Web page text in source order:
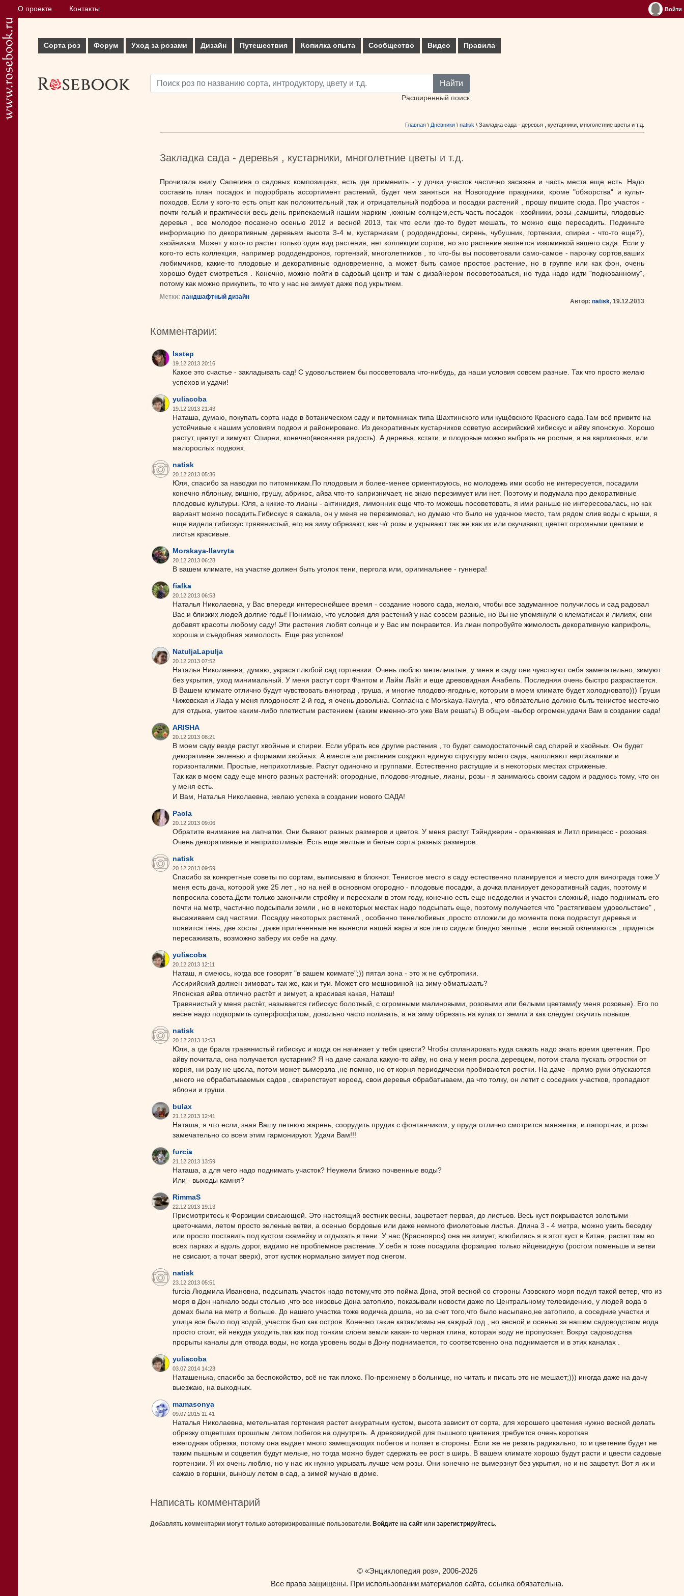
О проекте Контакты Войти
Сорта роз Форум Уход за розами Дизайн Путешествия Копилка опыта Сообщество Видео Правила
Найти
Расширенный поиск
Главная \ Дневники \ natisk \ Закладка сада - деревья , кустарники, многолетние цветы и т.д.
Закладка сада - деревья , кустарники, многолетние цветы и т.д.
Прочитала книгу Сапегина о садовых композициях, есть где применить - у дочки участок частично засажен и часть места еще есть. Надо
составить план посадок и подорбрать ассортимент растений, будет чем заняться на Новогодние праздники, кроме "обжорства" и культ-
походов. Если у кого-то есть опыт как положительный ,так и отрицательный подбора и посадки растений , прошу пишите сюда. Про участок -
почти голый и практически весь день припекаемый нашим жарким ,южным солнцем,есть часть посадок - хвойники, розы ,самшиты, плодовые
деревья , все молодое посажено осенью 2012 и весной 2013, так что если где-то будет мешать, то можно еще пересадить. Подкиньте
информацию по декоративным деревьям высота 3-4 м, кустарникам ( рододендроны, сирень, чубушник, гортензии, спиреи - что-то еще?),
хвойникам. Может у кого-то растет только один вид растения, нет коллекции сортов, но это растение является изюминкой вашего сада. Если у
кого-то есть коллекция, например рододендронов, гортензий, многолетников , то что-бы вы посоветовали само-самое - парочку сортов,ваших
любимчиков, какие-то плодовые и декоративные одновременно, а может быть самое простое растение, но в группе или как фон, очень
хорошо будет смотреться . Конечно, можно пойти в садовый центр и там с дизайнером посоветоваться, но туда надо идти "подкованному",
потому как можно прикупить, то что у нас не зимует даже под укрытием.
Метки: ландшафтный дизайн
Автор: natisk, 19.12.2013
Комментарии:
lsstep
19.12.2013 20:16
Какое это счастье - закладывать сад! С удовольствием бы посоветовала что-нибудь, да наши условия совсем разные. Так что просто желаю
успехов и удачи!
yuliacoba
19.12.2013 21:43
Наташа, думаю, покупать сорта надо в ботаническом саду и питомниках типа Шахтинского или кущёвского Красного сада.Там всё привито на
устойчивые к нашим условиям подвои и районировано. Из декоративных кустарников советую ассирийский хибискус и айву японскую. Хорошо
растут, цветут и зимуют. Спиреи, конечно(весенняя радость). А деревья, кстати, и плодовые можно выбрать не рослые, а на карликовых, или
малорослых подвоях.
natisk
20.12.2013 05:36
Юля, спасибо за наводки по питомникам.По плодовым я более-менее ориентируюсь, но молодежь ими особо не интересуется, посадили
конечно яблоньку, вишню, грушу, абрикос, айва что-то капризничает, не знаю перезимует или нет. Поэтому и подумала про декоративные
плодовые культуры. Юля, а кикие-то лианы - актинидия, лимонник еще что-то можешь посоветовать, я ими раньше не интересовалась, но как
вариант можно посадить.Гибискус я сажала, он у меня не перезимовал, но думаю что было не удачное место, там рядом слив воды с крыши, я
еще видела гибискус трявянистый, его на зиму обрезают, как ч/г розы и укрывают так же как их или окучивают, цветет огромными цветами и
листья красивые.
Morskaya-Ilavryta
20.12.2013 06:28
В вашем климате, на участке должен быть уголок тени, пергола или, оригинальнее - гуннера!
fialka
20.12.2013 06:53
Наталья Николаевна, у Вас впереди интереснейшее время - создание нового сада, желаю, чтобы все задуманное получилось и сад радовал
Вас и близких людей долгие годы! Понимаю, что условия для растений у нас совсем разные, но Вы не упомянули о клематисах и лилиях, они
добавят красоты любому саду! Эти растения любят солнце и у Вас им понравится. Из лиан попробуйте жимолость декоративную каприфоль,
хороша и съедобная жимолость. Еще раз успехов!
NatuljaLapulja
20.12.2013 07:52
Наталья Николаевна, думаю, украсят любой сад гортензии. Очень люблю метельчатые, у меня в саду они чувствуют себя замечательно, зимуют
без укрытия, уход минимальный. У меня растут сорт Фантом и Лайм Лайт и еще древовидная Анабель. Последняя очень быстро разрастается.
В Вашем климате отлично будут чувствовать виноград , груша, и многие плодово-ягодные, которым в моем климате будет холодновато))) Груши
Чижовская и Лада у меня плодоносят 2-й год, я очень довольна. Согласна с Morskaya-Ilavryta , что обязательно должно быть тенистое местечко
для отдыха, увитое каким-либо плетистым растением (каким именно-это уже Вам решать) В общем -выбор огромен,удачи Вам в создании сада!
ARISHA
20.12.2013 08:21
В моем саду везде растут хвойные и спиреи. Если убрать все другие растения , то будет самодостаточный сад спирей и хвойных. Он будет
декоративен зеленью и формами хвойных. А вместе эти растения создают единую структуру моего сада, наполняют вертикалями и
горизонталями. Простые, неприхотливые. Растут одиночно и группами. Естественно растущие и в некоторых местах стриженые.
Так как в моем саду еще много разных растений: огородные, плодово-ягодные, лианы, розы - я занимаюсь своим садом и радуюсь тому, что он
у меня есть.
И Вам, Наталья Николаевна, желаю успеха в создании нового САДА!
Paola
20.12.2013 09:06
Обратите внимание на лапчатки. Они бывают разных размеров и цветов. У меня растут Тэйнджерин - оранжевая и Литл принцесс - розовая.
Очень декоративные и неприхотливые. Есть еще желтые и белые сорта разных размеров.
natisk
20.12.2013 09:59
Спасибо за конкретные советы по сортам, выписываю в блокнот. Тенистое место в саду естественно планируется и место для винограда тоже.У
меня есть дача, которой уже 25 лет , но на ней в основном огородно - плодовые посадки, а дочка планирует декоративный садик, поэтому и
попросила совета.Дети только закончили стройку и переехали в этом году, конечно есть еще недоделки и участок сложный, надо поднимать его
почти на метр, частично подсыпали земли , но в некоторых местах надо подсыпать еще, поэтому получается что "растягиваем удовольствие" ,
высаживаем сад частями. Посадку некоторых растений , особенно тенелюбивых ,просто отложили до момента пока подрастут деревья и
появится тень, две хосты , даже притененные не вынесли нашей жары и все лето сидели бледно желтые , если весной оклемаются , придется
пересаживать, возможно заберу их себе на дачу.
yuliacoba
20.12.2013 12:11
Наташ, я смеюсь, когда все говорят "в вашем коимате";)) пятая зона - это ж не субтропики.
Ассирийский должен зимовать так же, как и туи. Может его мешковиной на зиму обматыаать?
Японская айва отлично растёт и зимует, а красивая какая, Наташ!
Травянистый у меня растёт, называется гибискус болотный, с огромными малиновыми, розовыми или белыми цветами(у меня розовые). Его по
весне надо подкормить суперфосфатом, довольно часто поливать, а на зиму обрезать на кулак от земли и как следует окучить повыше.
natisk
20.12.2013 12:53
Юля, а где брала травянистый гибискус и когда он начинает у тебя цвести? Чтобы спланировать куда сажать надо знать время цветения. Про
айву почитала, она получается кустарник? Я на даче сажала какую-то айву, но она у меня росла деревцем, потом стала пускать отростки от
корня, ни разу не цвела, потом может вымерзла ,не помню, но от корня периодически пробиваются ростки. На даче - прямо руки опускаются
,много не обрабатываемых садов , свирепствует короед, свои деревья обрабатываем, да что толку, он летит с соседних участков, пропадают
яблони и груши.
bulax
21.12.2013 12:41
Наташа, я что если, зная Вашу летнюю жарень, соорудить прудик с фонтанчиком, у пруда отлично смотрится манжетка, и папортник, и розы
замечательно со всем этим гармонируют. Удачи Вам!!!
furcia
21.12.2013 13:59
Наташа, а для чего надо поднимать участок? Неужели близко почвенные воды?
Или - выходы камня?
RimmaS
22.12.2013 19:13
Присмотритесь к Форзиции свисающей. Это настоящий вестник весны, зацветает первая, до листьев. Весь куст покрывается золотыми
цветочками, летом просто зеленые ветви, а осенью бордовые или даже немного фиолетовые листья. Длина 3 - 4 метра, можно увить беседку
или просто поставить под кустом скамейку и отдыхать в тени. У нас (Красноярск) она не зимует, влюбилась я в этот куст в Китае, растет там во
всех парках и вдоль дорог, видимо не проблемное растение. У себя я тоже посадила форзицию только яйцевидную (ростом поменьше и ветви
не свисают, а точат вверх), этот кустик нормально зимует под снегом.
natisk
23.12.2013 05:51
furcia Людмила Ивановна, подсыпать участок надо потому,что это пойма Дона, этой весной со стороны Азовского моря подул такой ветер, что из
моря в Дон нагнало воды столько ,что все низовье Дона затопило, показывали новости даже по Центральному телевидению, у людей вода в
домах была на метр и больше. До нашего участка тоже водичка дошла, но за счет того,что было насыпано,не затопило, а соседние участки и
улица все было под водой, участок был как остров. Конечно такие катаклизмы не каждый год , но весной и осенью за нашим садоводством вода
просто стоит, ей некуда уходить,так как под тонким слоем земли какая-то черная глина, которая воду не пропускает. Вокруг садоводства
прорыты каналы для отвода воды, но когда уровень воды в Дону поднимается, то соответсвенно она поднимается и в этих каналах .
yuliacoba
03.07.2014 14:23
Наташенька, спасибо за беспокойство, всё не так плохо. По-прежнему в больнице, но читать и писать это не мешает;))) иногда даже на дачу
выезжаю, на выходных.
mamasonya
09.07.2015 11:41
Наталья Николаевна, метельчатая гортензия растет аккуратным кустом, высота зависит от сорта, для хорошего цветения нужно весной делать
обрезку отцветших прошлым летом побегов на однутреть. А древовидной для пышного цветения требуется очень короткая
ежегодная обрезка, потому она выдает много замещающих побегов и ползет в стороны. Если же не резать радикально, то и цветение будет не
таким пышным и соцветия будут мельче, но тогда можно будет сдержать ее рост в ширь. В вашем климате хорошо будут расти и цвести садовые
гортензии. Я их очень люблю, но у нас их нужно укрывать лучше чем розы. Они конечно не вымерзнут без укрытия, но и не зацветут. Вот я их и
сажаю в горшки, выношу летом в сад, а зимой мучаю в доме.
Написать комментарий
Добавлять комментарии могут только авторизированные пользователи. Войдите на сайт или зарегистрируйтесь.
© «Энциклопедия роз», 2006-2026
Все права защищены. При использовании материалов сайта, ссылка обязательна.